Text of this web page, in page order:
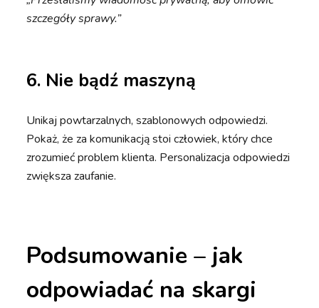
szczegóły sprawy.”
6. Nie bądź maszyną
Unikaj powtarzalnych, szablonowych odpowiedzi.
Pokaż, że za komunikacją stoi człowiek, który chce
zrozumieć problem klienta. Personalizacja odpowiedzi
zwiększa zaufanie.
Podsumowanie – jak
odpowiadać na skargi